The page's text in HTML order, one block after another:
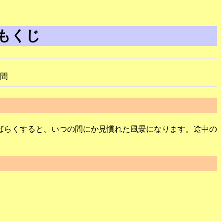
くじ
くすると、いつの間にか見慣れた風景になります。途中の